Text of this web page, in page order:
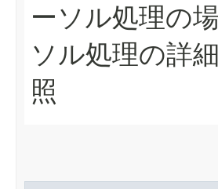
ーソル処理の
ソル処理の詳細
照